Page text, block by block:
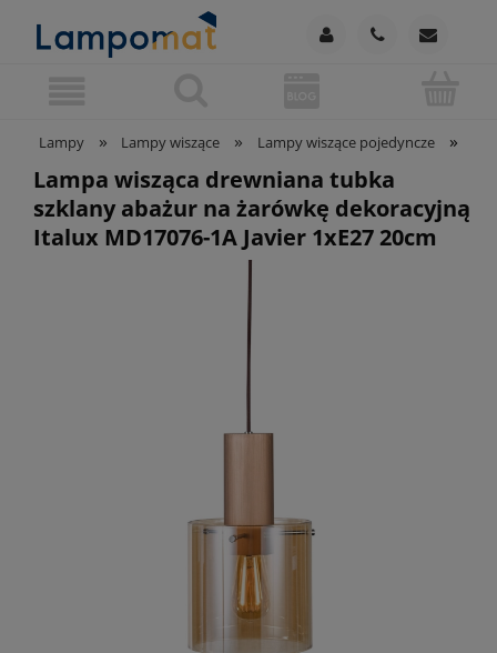
Lampy » Lampy wiszące » Lampy wiszące pojedyncze »
Lampa wisząca drewniana tubka
szklany abażur na żarówkę dekoracyjną
Italux MD17076-1A Javier 1xE27 20cm